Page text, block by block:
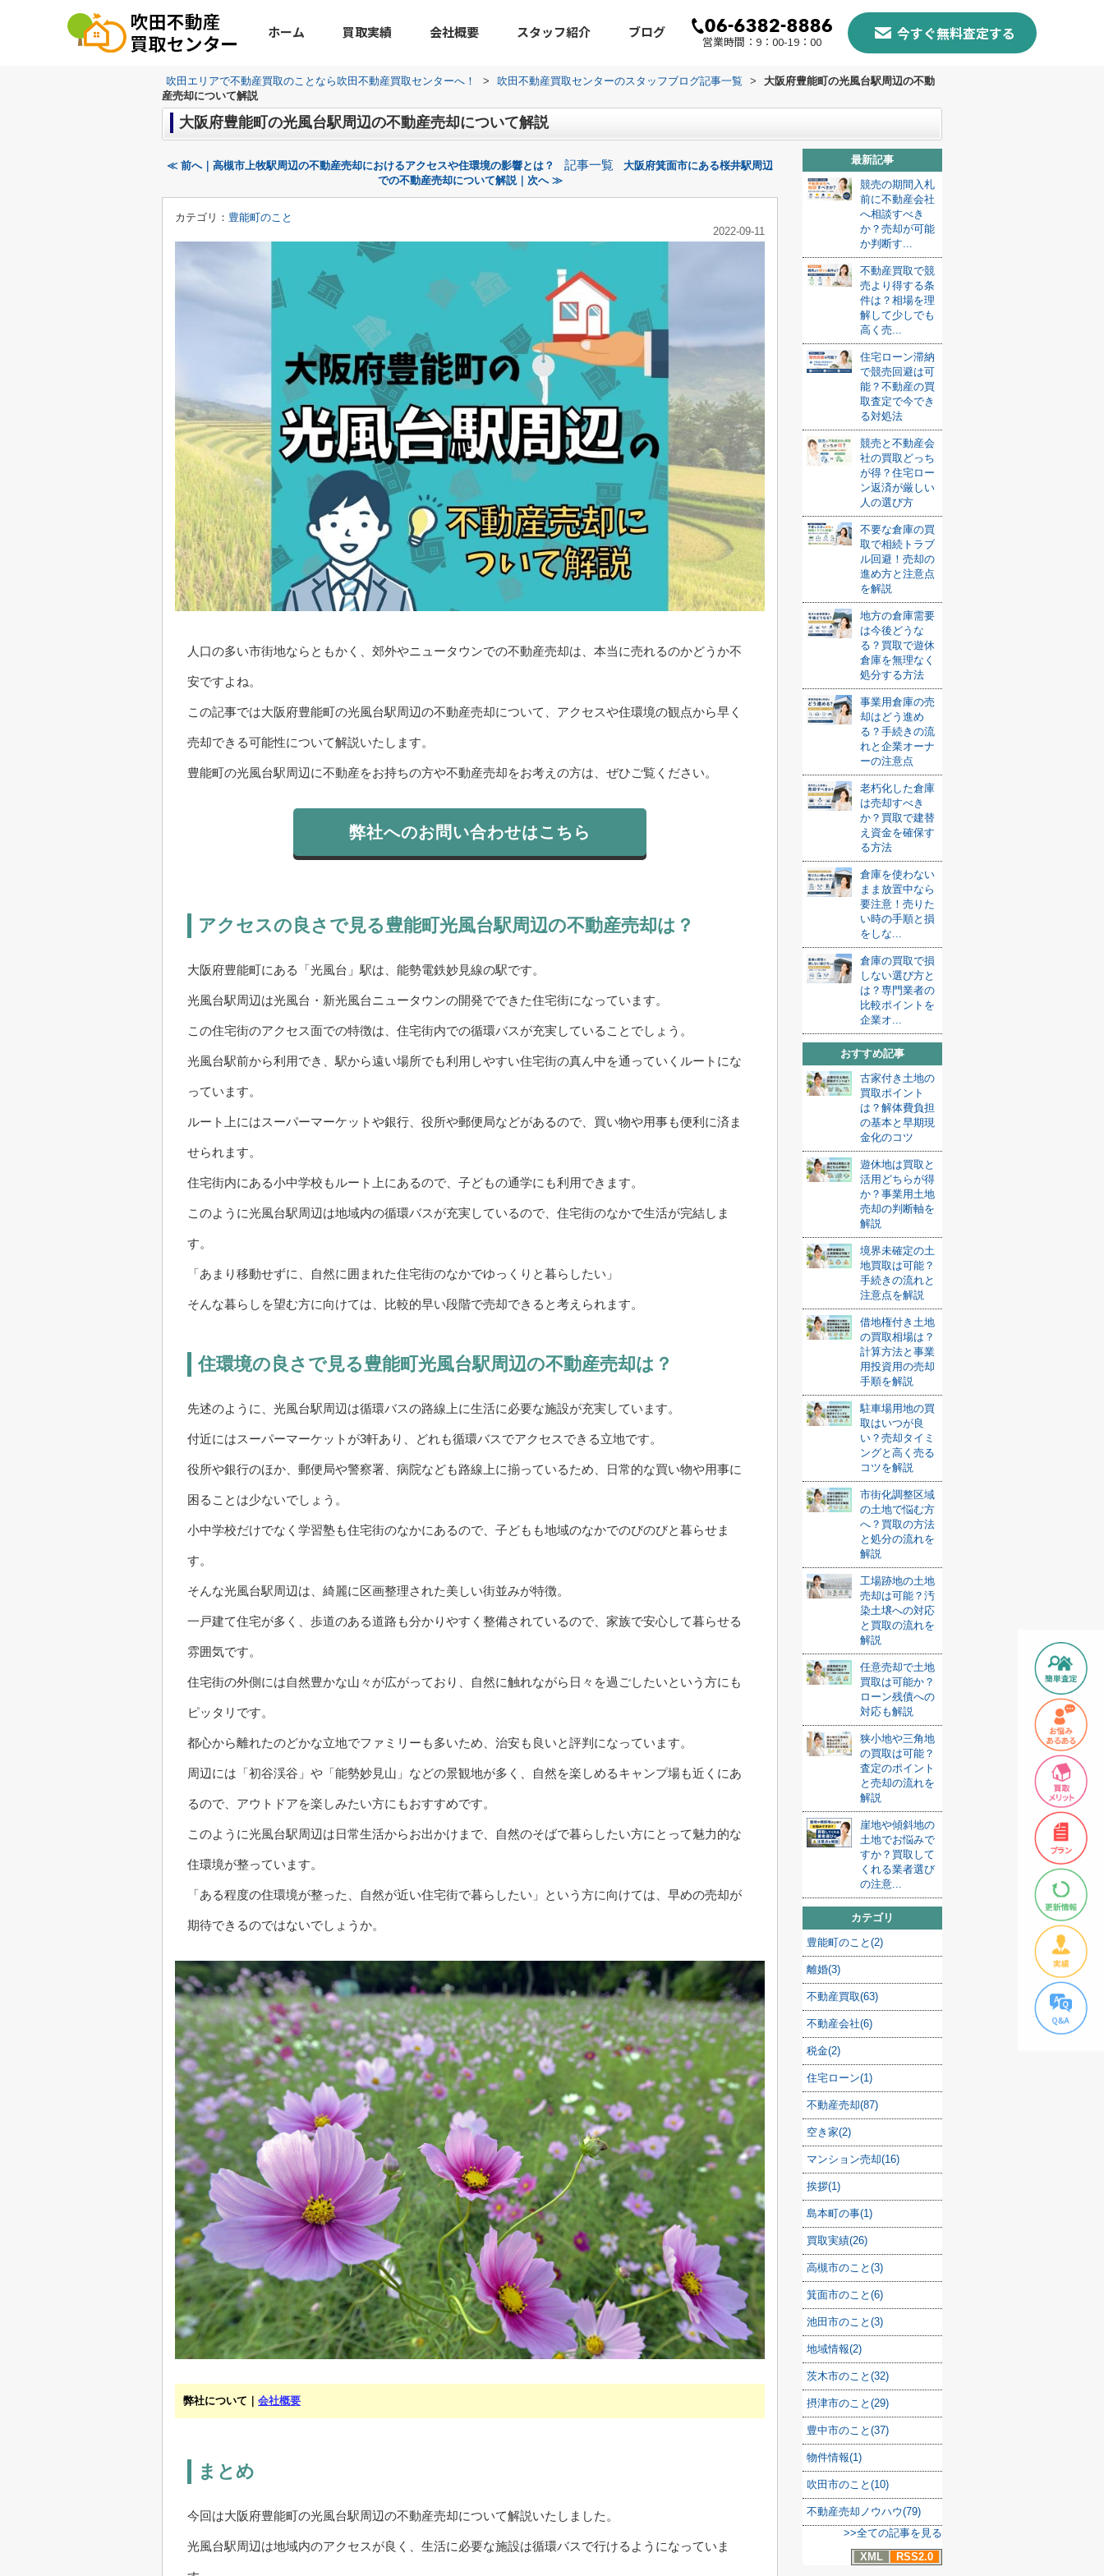
ホーム 買取実績 会社概要 スタッフ紹介 ブログ
営業時間：9：00-19：00 今すぐ無料査定する
吹田エリアで不動産買取のことなら吹田不動産買取センターへ！ > 吹田不動産買取センターのスタッフブログ記事一覧 >
大阪府豊能町の光風台駅周辺の不動
産売却について解説
大阪府豊能町の光風台駅周辺の不動産売却について解説
≪ 前へ｜高槻市上牧駅周辺の不動産売却におけるアクセスや住環境の影響とは？ 記事一覧
大阪府箕面市にある桜井駅周辺
での不動産売却について解説｜次へ ≫
カテゴリ： 豊能町のこと
2022-09-11
人口の多い市街地ならともかく、郊外やニュータウンでの不動産売却は、本当に売れるのかどうか不
安ですよね。
この記事では大阪府豊能町の光風台駅周辺の不動産売却について、アクセスや住環境の観点から早く
売却できる可能性について解説いたします。
豊能町の光風台駅周辺に不動産をお持ちの方や不動産売却をお考えの方は、ぜひご覧ください。
弊社へのお問い合わせはこちら
アクセスの良さで見る豊能町光風台駅周辺の不動産売却は？
大阪府豊能町にある「光風台」駅は、能勢電鉄妙見線の駅です。
光風台駅周辺は光風台・新光風台ニュータウンの開発でできた住宅街になっています。
この住宅街のアクセス面での特徴は、住宅街内での循環バスが充実していることでしょう。
光風台駅前から利用でき、駅から遠い場所でも利用しやすい住宅街の真ん中を通っていくルートにな
っています。
ルート上にはスーパーマーケットや銀行、役所や郵便局などがあるので、買い物や用事も便利に済ま
せられます。
住宅街内にある小中学校もルート上にあるので、子どもの通学にも利用できます。
このように光風台駅周辺は地域内の循環バスが充実しているので、住宅街のなかで生活が完結しま
す。
「あまり移動せずに、自然に囲まれた住宅街のなかでゆっくりと暮らしたい」
そんな暮らしを望む方に向けては、比較的早い段階で売却できると考えられます。
住環境の良さで見る豊能町光風台駅周辺の不動産売却は？
先述のように、光風台駅周辺は循環バスの路線上に生活に必要な施設が充実しています。
付近にはスーパーマーケットが3軒あり、どれも循環バスでアクセスできる立地です。
役所や銀行のほか、郵便局や警察署、病院なども路線上に揃っているため、日常的な買い物や用事に
困ることは少ないでしょう。
小中学校だけでなく学習塾も住宅街のなかにあるので、子どもも地域のなかでのびのびと暮らせま
す。
そんな光風台駅周辺は、綺麗に区画整理された美しい街並みが特徴。
一戸建て住宅が多く、歩道のある道路も分かりやすく整備されているので、家族で安心して暮らせる
雰囲気です。
住宅街の外側には自然豊かな山々が広がっており、自然に触れながら日々を過ごしたいという方にも
ピッタリです。
都心から離れたのどかな立地でファミリーも多いため、治安も良いと評判になっています。
周辺には「初谷渓谷」や「能勢妙見山」などの景観地が多く、自然を楽しめるキャンプ場も近くにあ
るので、アウトドアを楽しみたい方にもおすすめです。
このように光風台駅周辺は日常生活からお出かけまで、自然のそばで暮らしたい方にとって魅力的な
住環境が整っています。
「ある程度の住環境が整った、自然が近い住宅街で暮らしたい」という方に向けては、早めの売却が
期待できるのではないでしょうか。
弊社について｜ 会社概要
まとめ
今回は大阪府豊能町の光風台駅周辺の不動産売却について解説いたしました。
光風台駅周辺は地域内のアクセスが良く、生活に必要な施設は循環バスで行けるようになっていま
最新記事
競売の期間入札
前に不動産会社
へ相談すべき
か？売却が可能
か判断す...
不動産買取で競
売より得する条
件は？相場を理
解して少しでも
高く売...
住宅ローン滞納
で競売回避は可
能？不動産の買
取査定で今でき
る対処法
競売と不動産会
社の買取どっち
が得？住宅ロー
ン返済が厳しい
人の選び方
不要な倉庫の買
取で相続トラブ
ル回避！売却の
進め方と注意点
を解説
地方の倉庫需要
は今後どうな
る？買取で遊休
倉庫を無理なく
処分する方法
事業用倉庫の売
却はどう進め
る？手続きの流
れと企業オーナ
ーの注意点
老朽化した倉庫
は売却すべき
か？買取で建替
え資金を確保す
る方法
倉庫を使わない
まま放置中なら
要注意！売りた
い時の手順と損
をしな...
倉庫の買取で損
しない選び方と
は？専門業者の
比較ポイントを
企業オ...
おすすめ記事
古家付き土地の
買取ポイント
は？解体費負担
の基本と早期現
金化のコツ
遊休地は買取と
活用どちらが得
か？事業用土地
売却の判断軸を
解説
境界未確定の土
地買取は可能？
手続きの流れと
注意点を解説
借地権付き土地
の買取相場は？
計算方法と事業
用投資用の売却
手順を解説
駐車場用地の買
取はいつが良
い？売却タイミ
ングと高く売る
コツを解説
市街化調整区域
の土地で悩む方
へ？買取の方法
と処分の流れを
解説
工場跡地の土地
売却は可能？汚
染土壌への対応
と買取の流れを
解説
任意売却で土地
買取は可能か？
ローン残債への
対応も解説
狭小地や三角地
の買取は可能？
査定のポイント
と売却の流れを
解説
崖地や傾斜地の
土地でお悩みで
すか？買取して
くれる業者選び
の注意...
カテゴリ
豊能町のこと(2)
離婚(3)
不動産買取(63)
不動産会社(6)
税金(2)
住宅ローン(1)
不動産売却(87)
空き家(2)
マンション売却(16)
挨拶(1)
島本町の事(1)
買取実績(26)
高槻市のこと(3)
箕面市のこと(6)
池田市のこと(3)
地域情報(2)
茨木市のこと(32)
摂津市のこと(29)
豊中市のこと(37)
物件情報(1)
吹田市のこと(10)
不動産売却ノウハウ(79)
>>全ての記事を見る
XML
RSS2.0